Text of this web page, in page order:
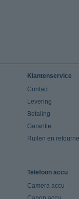
Klantenservice
Contact
Levering
Betaling
Garantie
Ruilen en
Telefoon accu
Camera accu